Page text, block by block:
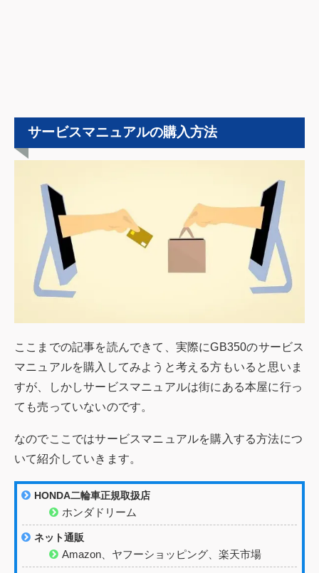
サービスマニュアルの購入方法
ここまでの記事を読んできて、実際にGB350のサービス
マニュアルを購入してみようと考える方もいると思いま
すが、しかしサービスマニュアルは街にある本屋に行っ
ても売っていないのです。
なのでここではサービスマニュアルを購入する方法につ
いて紹介していきます。
HONDA二輪車正規取扱店
ホンダドリーム
ネット通販
Amazon、ヤフーショッピング、楽天市場